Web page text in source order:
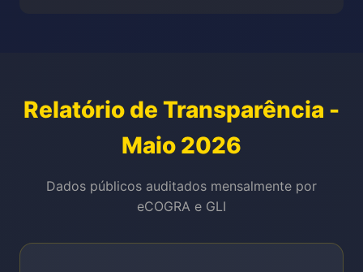
Relatório de Transparência -
Maio 2026
Dados públicos auditados mensalmente por
eCOGRA e GLI